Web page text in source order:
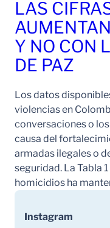
LAS
Y NO CON
DE PAZ
Los datos
violencias en
conversaciones o
causa del
armadas ilegales o
seguridad. La Tabla
homicidios ha
Instagram